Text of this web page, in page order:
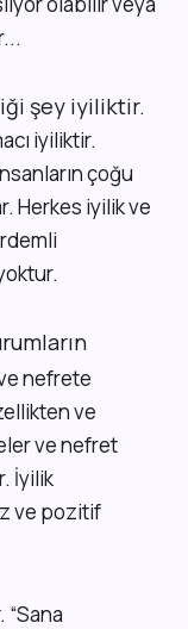
şey iyiliktir.
iyiliktir.
çoğu
Herkes iyilik ve
nefrete
ve
ve nefret
İyilik
ve pozitif
“Sana